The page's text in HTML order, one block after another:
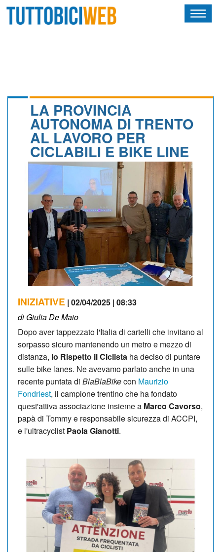
CALENDARIO
ALBI D'ORO
NEWSLETTER
LA PROVINCIA
AUTONOMA DI TRENTO
AL LAVORO PER
CICLABILI E BIKE LINE
INIZIATIVE | 02/04/2025 | 08:33
di Giulia De Maio
Dopo aver tappezzato l'Italia di cartelli che invitano al
sorpasso sicuro mantenendo un metro e mezzo di
distanza, Io Rispetto il Ciclista ha deciso di puntare
sulle bike lanes. Ne avevamo parlato anche in una
recente puntata di BlaBlaBikecon Maurizio
Fondriest, il campione trentino che ha fondato
quest'attiva associazione insieme a Marco Cavorso,
papà di Tommy e responsabile sicurezza di ACCPI,
e l'ultracyclist Paola Gianotti.